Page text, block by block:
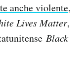
anche violente,
Lives Matter,
Black